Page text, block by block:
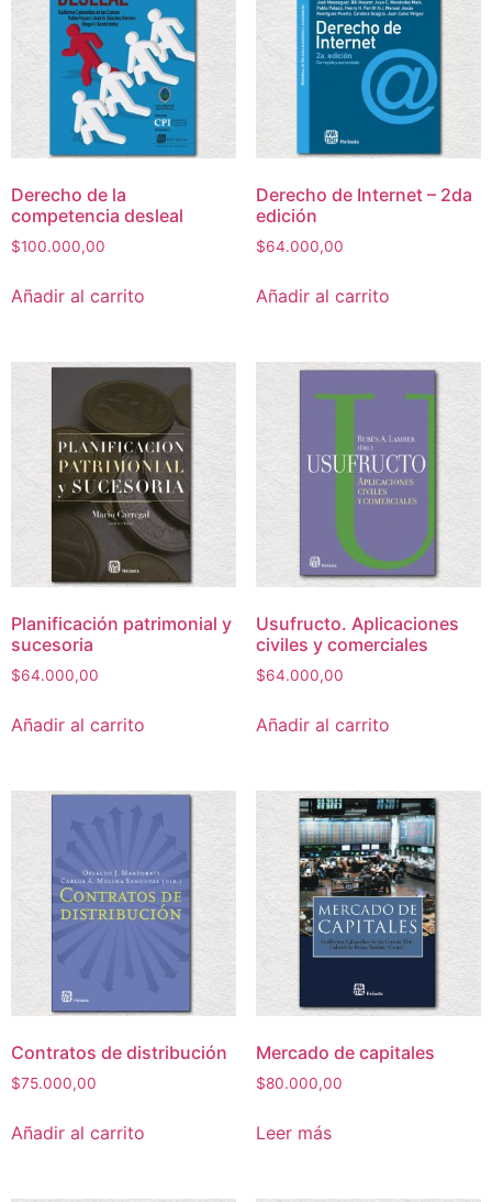
Derecho de la
competencia desleal
$100.000,00
Añadir al carrito
Derecho de Internet – 2da
edición
$64.000,00
Añadir al carrito
Planificación patrimonial y
sucesoria
$64.000,00
Añadir al carrito
Usufructo. Aplicaciones
civiles y comerciales
$64.000,00
Añadir al carrito
Contratos de distribución
$75.000,00
Añadir al carrito
Mercado de capitales
$80.000,00
Leer más